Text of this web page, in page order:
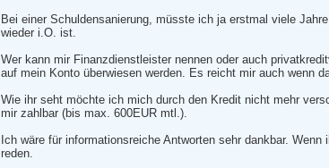
Bei einer Schuldensanierung, müsste ich ja erstmal viele
wieder i.O. ist.
Wer kann mir Finanzdienstleister nennen oder auch
auf mein Konto überwiesen werden. Es reicht mir auch wenn
Wie ihr seht möchte ich mich durch den Kredit nicht mehr
mir zahlbar (bis max. 600EUR mtl.).
Ich wäre für informationsreiche Antworten sehr dankbar.
reden.